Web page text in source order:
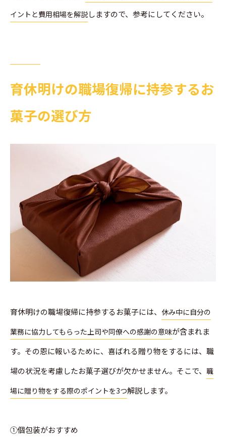
イントと費用相場を解説しますので、参考にしてください。
育休明けの職場復帰に持参するお
菓子の選び方
育休明けの職場復帰に持参するお菓子には、 休み中に自分の
業務に協力してもらった上司や同僚への感謝の意味が含まれま
す。その恩に報いるために、喜ばれる贈り物をするには、職
場の状況を考慮したお菓子選びが欠かせません。そこで、 職
場に贈り物をする際のポイントを3つ解説します。
①個包装がおすすめ